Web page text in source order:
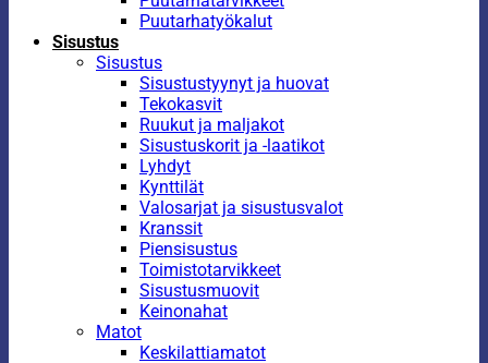
Puutarhatyökalut
Sisustus
Sisustus
Sisustustyynyt ja huovat
Tekokasvit
Ruukut ja maljakot
Sisustuskorit ja -laatikot
Lyhdyt
Kynttilät
Valosarjat ja sisustusvalot
Kranssit
Piensisustus
Toimistotarvikkeet
Sisustusmuovit
Keinonahat
Matot
Keskilattiamatot